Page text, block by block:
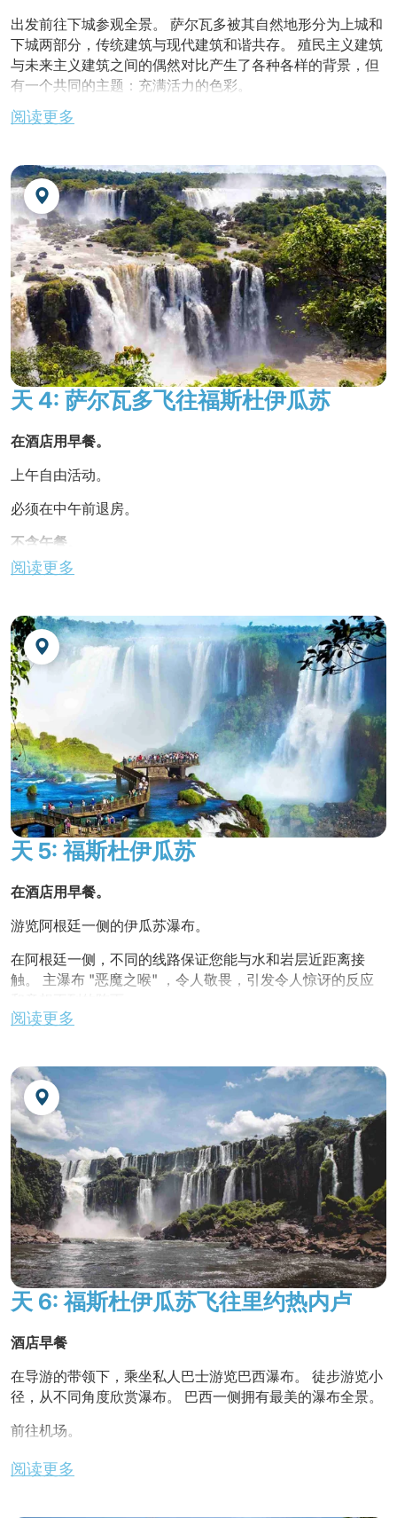
出发前往下城参观全景。 萨尔瓦多被其自然地形分为上城和
下城两部分，传统建筑与现代建筑和谐共存。 殖民主义建筑
与未来主义建筑之间的偶然对比产生了各种各样的背景，但
有一个共同的主题：充满活力的色彩。
在当地餐馆享用午餐。
丰富的宗教历史是其 "365 座教堂之城" 称号的由来。 游客
将探索佩鲁里尼奥（Pelourinho），这里曾是惩罚奴隶的场
所，如今已成为巴西殖民时期最大、最迷人的建筑群之一。
游客还将参观 Igreja de Nosso Senhor do Bomfim 和
Igreja de São Francisco，沉浸在萨尔瓦多丰富的文化遗产
中。
不含晚餐。
夜宿酒店。
阅读更多
天 4: 萨尔瓦多飞往福斯杜伊瓜苏
在酒店用早餐。
上午自由活动。
必须在中午前退房。
不含午餐。
前往机场，乘飞机飞往福斯·杜伊瓜苏。
瓜苏的魅力超乎想象。 除了伊瓜苏瀑布，还有很多景点值得
一看。 这里有令人难以置信的伊泰普生物国家水电站。 伊瓜
苏的融合超越了国界和地理界限。 巴西人、阿根廷人和巴拉
圭人每天在商业、文化、社会和政治互动中和谐共处。 伊瓜
苏拥有三国信息，是一个世界性大都市，有超过 57 个民族
在这里毗邻而居。
抵达后，导游接待并送至酒店。
入住酒店。
在酒店用晚餐。
夜宿酒店。
阅读更多
天 5: 福斯杜伊瓜苏
在酒店用早餐。
游览阿根廷一侧的伊瓜苏瀑布。
在阿根廷一侧，不同的线路保证您能与水和岩层近距离接
触。 主瀑布 "恶魔之喉" ，令人敬畏，引发令人惊讶的反应
下午3点左右返回酒店。
不含晚餐。
夜宿酒店
阅读更多
天 6: 福斯杜伊瓜苏飞往里约热内卢
酒店早餐
在导游的带领下，乘坐私人巴士游览巴西瀑布。 徒步游览小
径，从不同角度欣赏瀑布。 巴西一侧拥有最美的瀑布全景。
前往机场。
前往伊瓜苏机场。
阅读更多